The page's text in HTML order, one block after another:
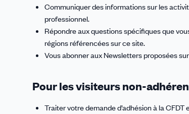
Communiquer des informations sur les
professionnel.
Répondre aux questions spécifiques que
régions référencées sur ce site.
Vous abonner aux Newsletters proposées
Pour les visiteurs non-
Traiter votre demande d’adhésion à la CFDT